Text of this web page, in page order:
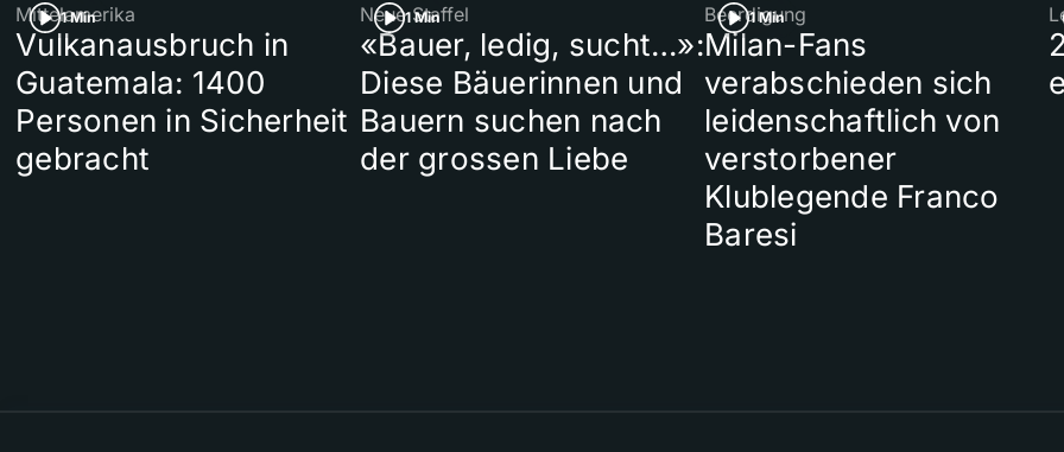
1 Min
Mittelamerika
Vulkanausbruch in
Guatemala: 1400
Personen in Sicherheit
gebracht
1 Min
Neue Staffel
«Bauer, ledig, sucht…»:
Diese Bäuerinnen und
Bauern suchen nach
der grossen Liebe
1 Min
Beerdigung
Milan-Fans
verabschieden sich
leidenschaftlich von
verstorbener
Klublegende Franco
Baresi